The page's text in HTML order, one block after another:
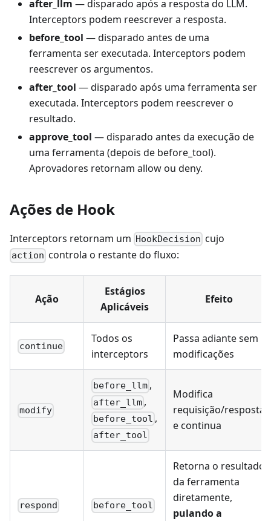
after_llm — disparado após a resposta do LLM.
Interceptors podem reescrever a resposta.
before_tool — disparado antes de uma
ferramenta ser executada. Interceptors podem
reescrever os argumentos.
after_tool — disparado após uma ferramenta ser
executada. Interceptors podem reescrever o
resultado.
approve_tool — disparado antes da execução de
uma ferramenta (depois de before_tool).
Aprovadores retornam allow ou deny.
Ações de Hook
Interceptors retornam um HookDecision cujo
action controla o restante do fluxo:
Ação
Estágios
Aplicáveis
Efeito
continue
Todos os
interceptors
Passa adiante sem
modificações
modify
before_llm ,
after_llm ,
before_tool ,
after_tool
Modifica
requisição/resposta
e continua
respond before_tool
Retorna o resultado
da ferramenta
diretamente,
pulando a